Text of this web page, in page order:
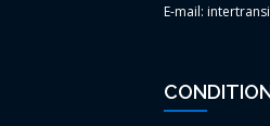
E-mail: